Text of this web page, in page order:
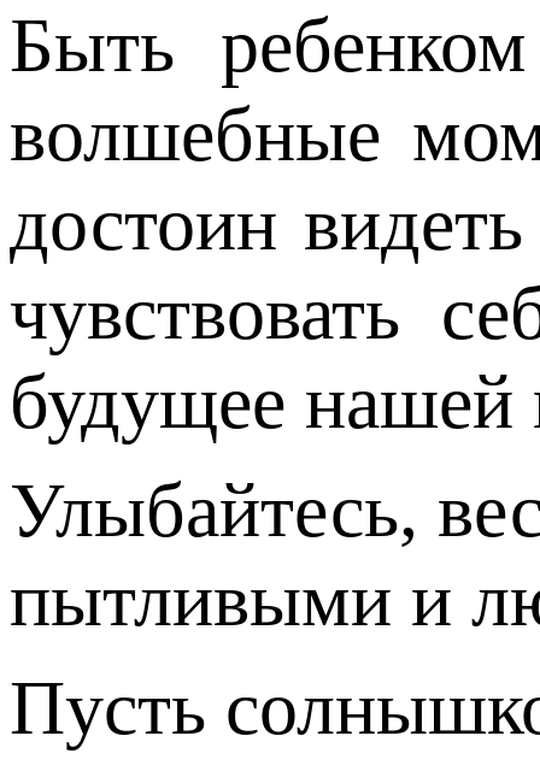
Быть
волшебные
достоин
чувствовать
будущее нашей
Улыбайтесь,
пытливыми и
Пусть